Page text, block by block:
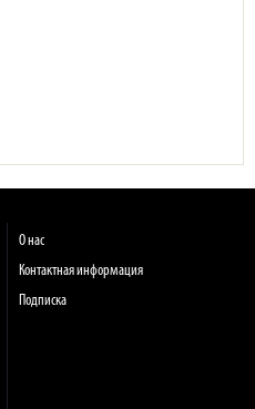
О нас
Контактная информация
Подписка